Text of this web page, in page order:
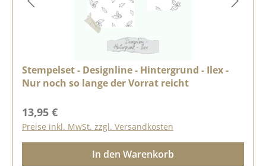
Stempelset - Designline - Hintergrund - Ilex -
Nur noch so lange der Vorrat reicht
Regulärer Preis:
13,95 €
Preise inkl. MwSt. zzgl. Versandkosten
In den Warenkorb